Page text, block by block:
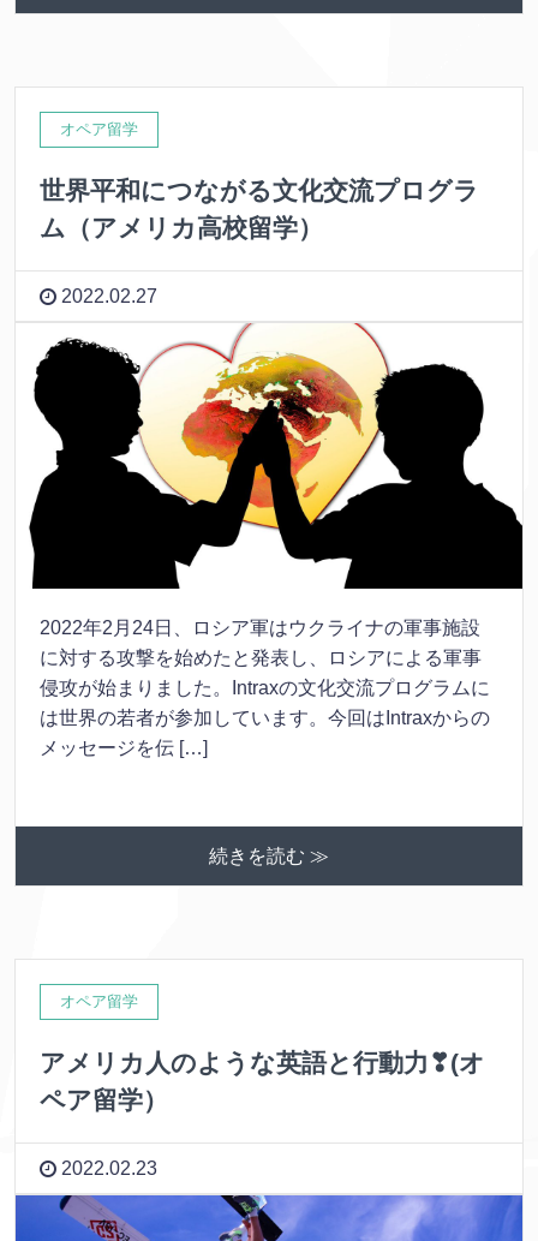
オペア留学
世界平和につながる文化交流プログラ
ム（アメリカ高校留学）
2022.02.27
2022年2月24日、ロシア軍はウクライナの軍事施設
に対する攻撃を始めたと発表し、ロシアによる軍事
侵攻が始まりました。Intraxの文化交流プログラムに
は世界の若者が参加しています。今回はIntraxからの
メッセージを伝 […]
続きを読む ≫
オペア留学
アメリカ人のような英語と行動力❣(オ
ペア留学）
2022.02.23